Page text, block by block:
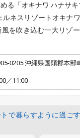
る「オキナワ ハナサキ
ルネスリゾートオキナ
を吹き込む一大リゾ
0205 沖縄県国頭郡本部
／11:00
トで暮らすように過ご